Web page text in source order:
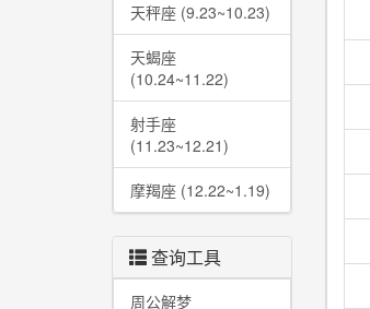
天秤座 (9.23~10.23)
天蝎座
(10.24~11.22)
射手座
(11.23~12.21)
摩羯座 (12.22~1.19)
查询工具
周公解梦